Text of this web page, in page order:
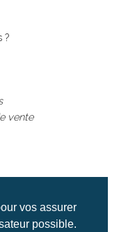
vos assurer
possible.
?
vente
2024